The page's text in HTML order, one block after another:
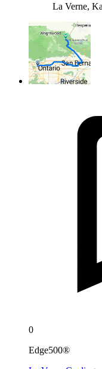
La Verne,
0
Edge500®